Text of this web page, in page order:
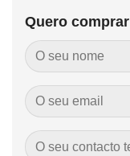
Quero comprar